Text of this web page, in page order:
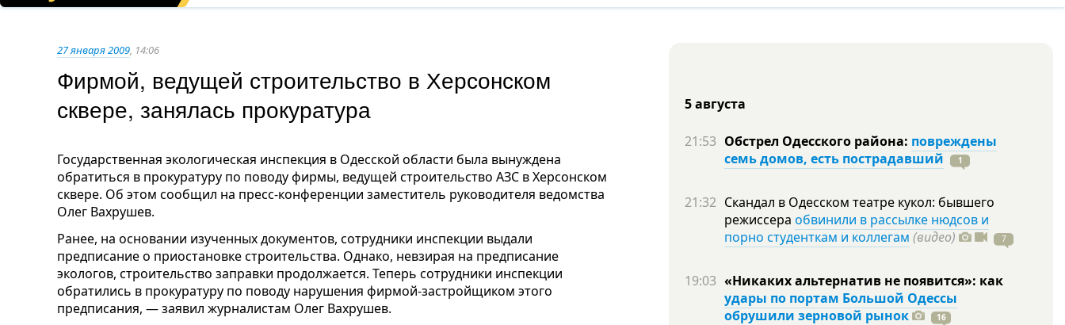
27 января 2009, 14:06
Фирмой, ведущей строительство в Херсонском
сквере, занялась прокуратура
Государственная экологическая инспекция в Одесской области была вынуждена
обратиться в прокуратуру по поводу фирмы, ведущей строительство АЗС в Херсонском
сквере. Об этом сообщил на пресс-конференции заместитель руководителя ведомства
Олег Вахрушев.
Ранее, на основании изученных документов, сотрудники инспекции выдали
предписание о приостановке строительства. Однако, невзирая на предписание
экологов, строительство заправки продолжается. Теперь сотрудники инспекции
обратились в прокуратуру по поводу нарушения фирмой-застройщиком этого
предписания, — заявил журналистам Олег Вахрушев.
5 августа
21:53 Обстрел Одесского района: повреждены
семь домов, есть пострадавший
1
21:32 Скандал в Одесском театре кукол: бывшего
режиссера обвинили в рассылке нюдсов и
порно студенткам и коллегам (видео) 7
19:03 «Никаких альтернатив не появится»: как
удары по портам Большой Одессы
обрушили зерновой рынок
16